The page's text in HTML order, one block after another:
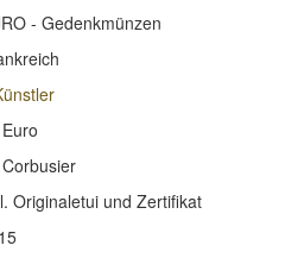
- Gedenkmünzen
Originaletui und Zertifikat